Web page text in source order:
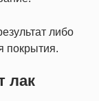
либо
покрытия.
лак